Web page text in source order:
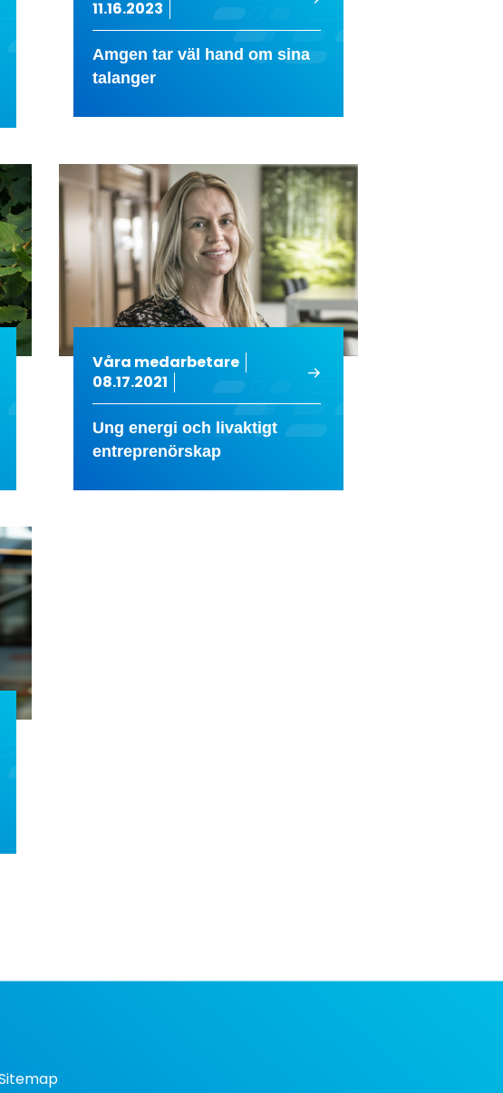
11.16.2023
Amgen tar väl hand om sina
talanger
Våra medarbetare
08.17.2021
Ung energi och livaktigt
entreprenörskap